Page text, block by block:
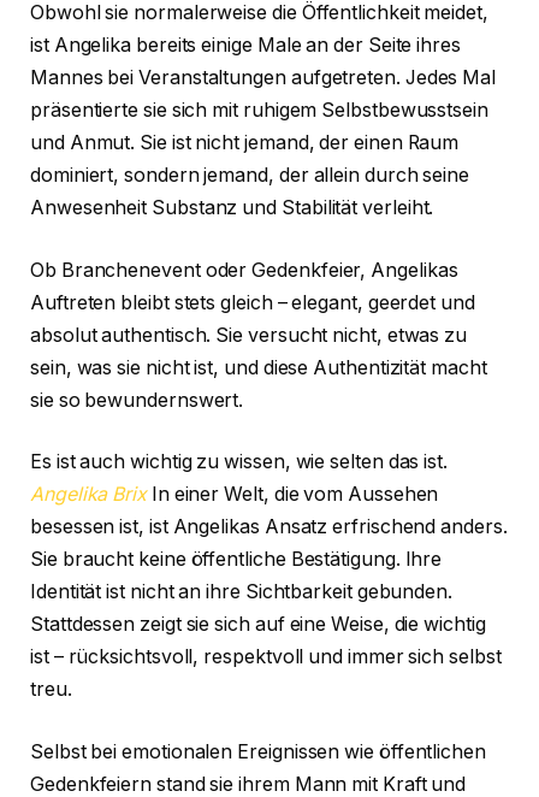
Obwohl sie normalerweise die Öffentlichkeit meidet,
ist Angelika bereits einige Male an der Seite ihres
Mannes bei Veranstaltungen aufgetreten. Jedes Mal
präsentierte sie sich mit ruhigem Selbstbewusstsein
und Anmut. Sie ist nicht jemand, der einen Raum
dominiert, sondern jemand, der allein durch seine
Anwesenheit Substanz und Stabilität verleiht.
Ob Branchenevent oder Gedenkfeier, Angelikas
Auftreten bleibt stets gleich – elegant, geerdet und
absolut authentisch. Sie versucht nicht, etwas zu
sein, was sie nicht ist, und diese Authentizität macht
sie so bewundernswert.
Es ist auch wichtig zu wissen, wie selten das ist.
Angelika BrixIn einer Welt, die vom Aussehen
besessen ist, ist Angelikas Ansatz erfrischend anders.
Sie braucht keine öffentliche Bestätigung. Ihre
Identität ist nicht an ihre Sichtbarkeit gebunden.
Stattdessen zeigt sie sich auf eine Weise, die wichtig
ist – rücksichtsvoll, respektvoll und immer sich selbst
treu.
Selbst bei emotionalen Ereignissen wie öffentlichen
Gedenkfeiern stand sie ihrem Mann mit Kraft und